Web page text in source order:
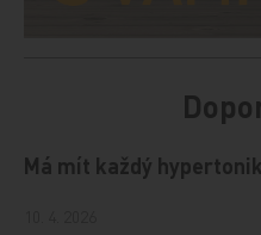
Má mít každý